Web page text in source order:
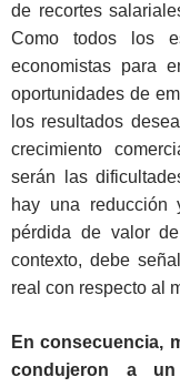
de recortes
Como todos los
economistas para
oportunidades de
los resultados
crecimiento
serán las
hay una reducción
pérdida de valor
contexto, debe
real con respecto al
En consecuencia,
condujeron a